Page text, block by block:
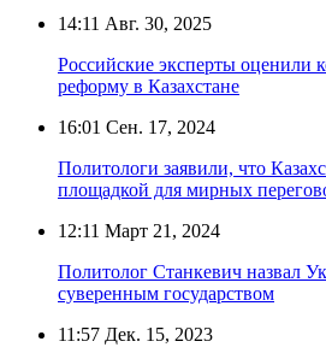
14:11 Авг. 30, 2025
Российские эксперты оценили
реформу в Казахстане
16:01 Сен. 17, 2024
Политологи заявили, что
площадкой для мирных
12:11 Март 21, 2024
Политолог Станкевич назвал
суверенным государством
11:57 Дек. 15, 2023